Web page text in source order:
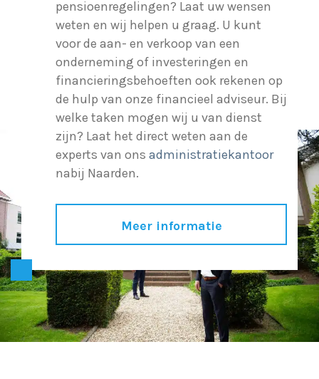
pensioenregelingen? Laat uw wensen
weten en wij helpen u graag. U kunt
voor de aan- en verkoop van een
onderneming of investeringen en
financieringsbehoeften ook rekenen op
de hulp van onze financieel adviseur. Bij
welke taken mogen wij u van dienst
zijn? Laat het direct weten aan de
experts van ons administratiekantoor
nabij Naarden.
Meer informatie